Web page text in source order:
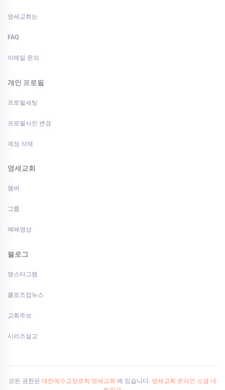
영세교회는
FAQ
이메일 문의
개인 프로필
프로필세팅
프로필사진 변경
계정 삭제
영세교회
멤버
그룹
예배영상
블로그
영스타그램
클로즈업뉴스
교회주보
시리즈설교
모든 권한은 대한예수교장로회 영세교회 에 있습니다. 영세교회 온라인 소셜 네